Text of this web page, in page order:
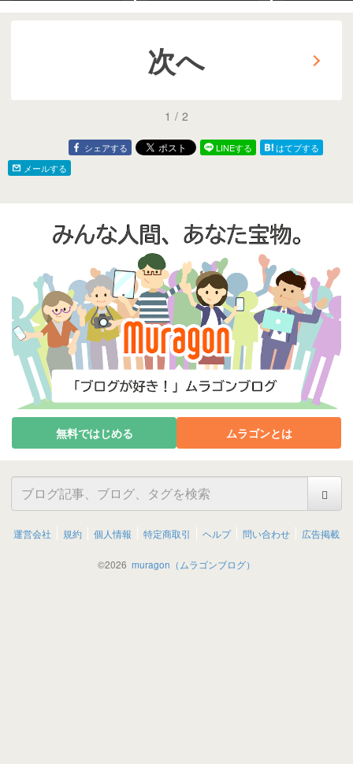
次へ
1 / 2
シェアする LINEする
はてブする
メールする
無料ではじめる ムラゴンとは
運営会社 規約 個人情報 特定商取引 ヘルプ 問い合わせ 広告掲載
©2026 muragon（ムラゴンブログ）